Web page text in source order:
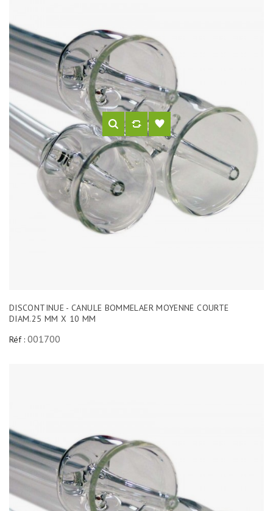
DISCONTINUE - CANULE BOMMELAER MOYENNE COURTE
DIAM.25 MM X 10 MM
Réf : 001700